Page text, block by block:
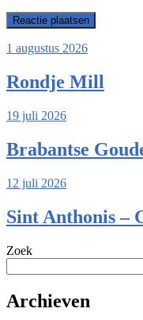
1 augustus 2026
Rondje Mill
19 juli 2026
Brabantse
12 juli 2026
Sint Anthonis –
Zoek
Archieven